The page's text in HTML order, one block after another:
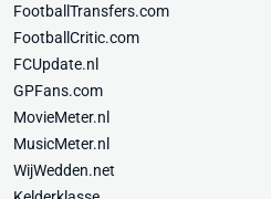
FootballTransfers.com
FootballCritic.com
FCUpdate.nl
GPFans.com
MovieMeter.nl
MusicMeter.nl
WijWedden.net